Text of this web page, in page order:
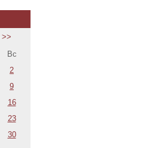
>>
Вс
2
9
16
23
30